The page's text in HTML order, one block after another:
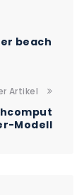
beach
Artikel
Modell